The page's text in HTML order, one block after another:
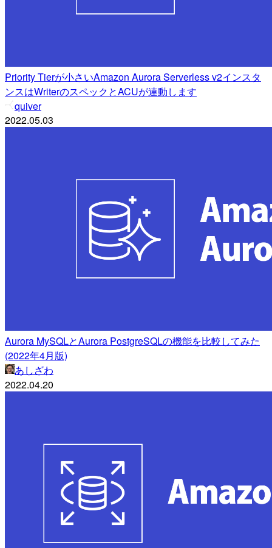
Priority Tierが小さいAmazon Aurora Serverless v2インスタ
ンスはWriterのスペックとACUが連動します
quiver
2022.05.03
Aurora MySQLとAurora PostgreSQLの機能を比較してみた
(2022年4月版)
あしざわ
2022.04.20